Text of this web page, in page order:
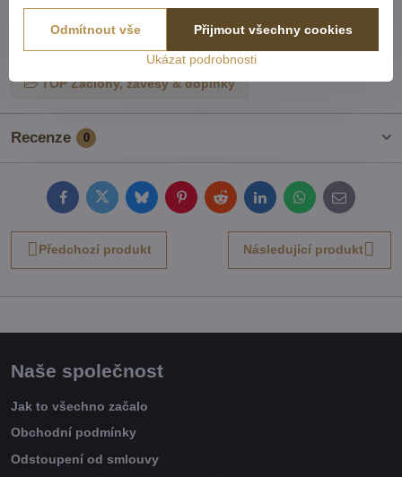
Záclony a komplety universální krátké
Kusové záclony a závěsy
TOP Záclony, závěsy & doplňky
Recenze 0
FacebookTwitterBlueskyPinterestRedditLinkedInWhatsApp
E-
mail
Předchozí produkt Následující produkt
Naše společnost
Jak to všechno začalo
Obchodní podmínky
Odstoupení od smlouvy
Ukázat podrobnosti
Přijmout všechny cookies
Odmítnout vše